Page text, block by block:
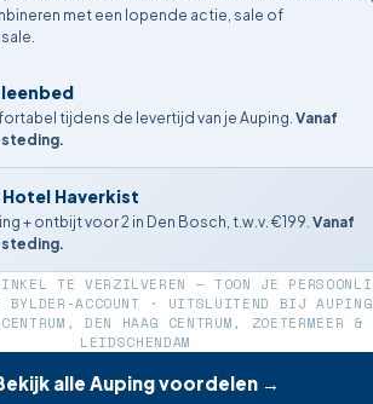
met een lopende actie, sale of
tijdens de levertijd van je Auping. Vanaf
Hotel Haverkist
+ ontbijt voor 2 in Den Bosch, t.w.v. €199. Vanaf
TE VERZILVEREN — TOON JE
BYLDER-ACCOUNT · UITSLUITEND BIJ AUPING
CENTRUM, DEN HAAG CENTRUM, ZOETERMEER &
LEIDSCHENDAM
alle Auping voordelen →